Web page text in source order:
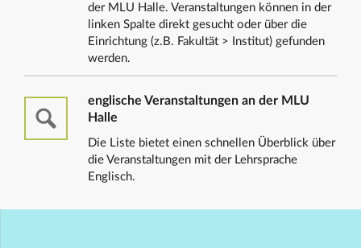
der MLU Halle. Veranstaltungen können in der
linken Spalte direkt gesucht oder über die
Einrichtung (z.B. Fakultät > Institut) gefunden
werden.
englische Veranstaltungen an der MLU
Halle
Die Liste bietet einen schnellen Überblick über
die Veranstaltungen mit der Lehrsprache
Englisch.